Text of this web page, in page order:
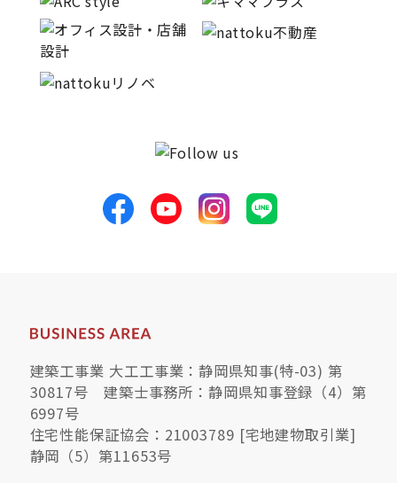
建築工事業 大工工事業：静岡県知事(特-03) 第
30817号 建築士事務所：静岡県知事登録（4）第
6997号
住宅性能保証協会：21003789 [宅地建物取引業]
静岡（5）第11653号